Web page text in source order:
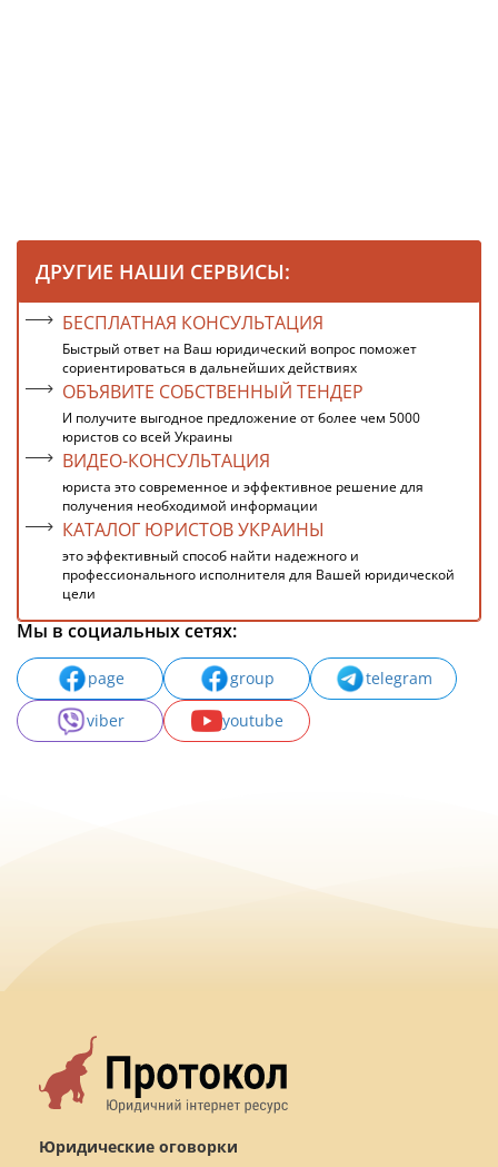
ДРУГИЕ НАШИ СЕРВИСЫ:
БЕСПЛАТНАЯ КОНСУЛЬТАЦИЯ
Быстрый ответ на Ваш юридический вопрос поможет
сориентироваться в дальнейших действиях
ОБЪЯВИТЕ СОБСТВЕННЫЙ ТЕНДЕР
И получите выгодное предложение от более чем 5000
юристов со всей Украины
ВИДЕО-КОНСУЛЬТАЦИЯ
юриста это современное и эффективное решение для
получения необходимой информации
КАТАЛОГ ЮРИСТОВ УКРАИНЫ
это эффективный способ найти надежного и
профессионального исполнителя для Вашей юридической
цели
Мы в социальных сетях:
page group
telegram
viber
youtube
Юридические оговорки